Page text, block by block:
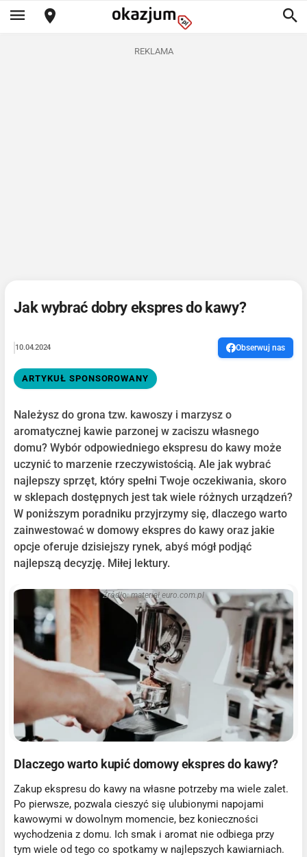
REKLAMA
Jak wybrać dobry ekspres do kawy?
10.04.2024 Obserwuj nas
ARTYKUŁ SPONSOROWANY
Należysz do grona tzw. kawoszy i marzysz o
aromatycznej kawie parzonej w zaciszu własnego
domu? Wybór odpowiedniego ekspresu do kawy może
uczynić to marzenie rzeczywistością. Ale jak wybrać
najlepszy sprzęt, który spełni Twoje oczekiwania, skoro
w sklepach dostępnych jest tak wiele różnych urządzeń?
W poniższym poradniku przyjrzymy się, dlaczego warto
zainwestować w domowy ekspres do kawy oraz jakie
opcje oferuje dzisiejszy rynek, abyś mógł podjąć
najlepszą decyzję. Miłej lektury.
Źródło: materiał euro.com.pl
Dlaczego warto kupić domowy ekspres do kawy?
Zakup ekspresu do kawy na własne potrzeby ma wiele zalet.
Po pierwsze, pozwala cieszyć się ulubionymi napojami
kawowymi w dowolnym momencie, bez konieczności
wychodzenia z domu. Ich smak i aromat nie odbiega przy
tym wiele od tego co spotkamy w najlepszych kawiarniach.